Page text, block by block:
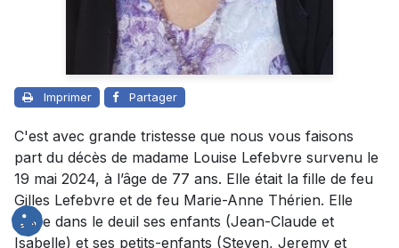
Imprimer Partager
C'est avec grande tristesse que nous vous faisons
part du décès de madame Louise Lefebvre survenu le
19 mai 2024, à l’âge de 77 ans. Elle était la fille de feu
Gilles Lefebvre et de feu Marie-Anne Thérien. Elle
laisse dans le deuil ses enfants (Jean-Claude et
Isabelle) et ses petits-enfants (Steven, Jeremy et